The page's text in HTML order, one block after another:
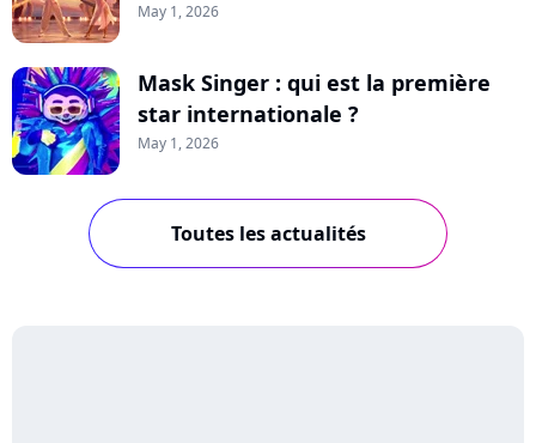
May 1, 2026
Mask Singer : qui est la première
star internationale ?
May 1, 2026
Toutes les actualités